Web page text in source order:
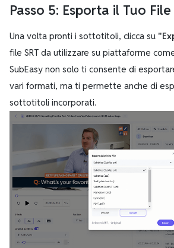
Passo 5: Esporta il Tuo File
Una volta pronti i sottotitoli, clicca su
file SRT da utilizzare su piattaforme
SubEasy non solo ti consente di
vari formati, ma ti permette anche di
sottotitoli incorporati.